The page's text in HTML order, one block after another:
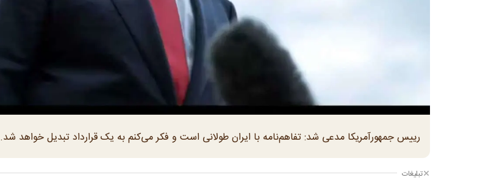
رییس جمهورآمریکا مدعی شد: تفاهم‌نامه با ایران طولانی است و فکر می‌کنم به یک قرارداد تبدیل خواهد شد.
تبلیغات